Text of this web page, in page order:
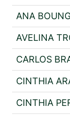
ANA
AVELINA
CARLOS
CINTHIA
CINTHIA